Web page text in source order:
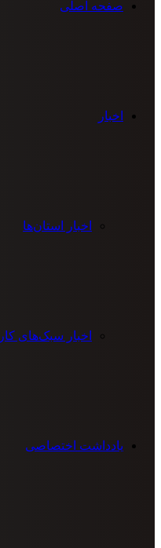
صفحه اصلی
اخبار
اخبار استان‌ها
اخبار سبک‌های
یادداشت اختصاصی